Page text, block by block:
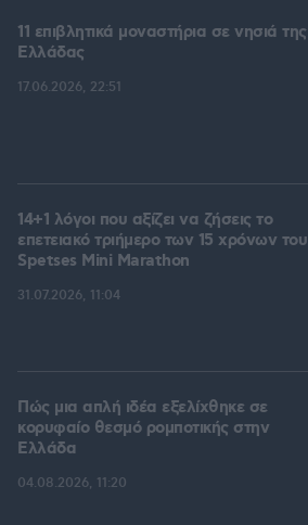
11 επιβλητικά μοναστήρια σε νησιά της
Ελλάδας
17.06.2026, 22:51
14+1 λόγοι που αξίζει να ζήσεις το
επετειακό τριήμερο των 15 χρόνων του
Spetses Mini Marathon
31.07.2026, 11:04
Πώς μια απλή ιδέα εξελίχθηκε σε
κορυφαίο θεσμό ρομποτικής στην
Ελλάδα
04.08.2026, 11:20